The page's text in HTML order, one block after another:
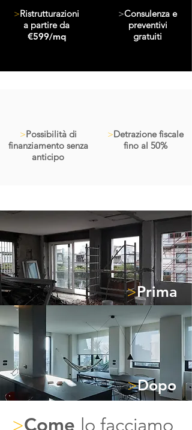
>Ristrutturazioni
a partire da
€599/mq
>Consulenza e
preventivi
gratuiti
>Possibilità di
finanziamento senza
anticipo
>Detrazione fiscale
fino al 50%
>Prima
>Dopo
>Come lo facciamo